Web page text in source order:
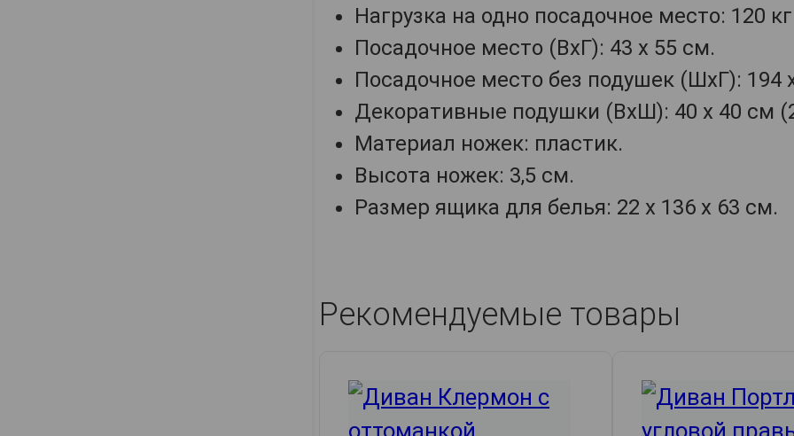
Нагрузка на одно посадочное место: 120
Посадочное место (ВхГ): 43 х 55 см.
Посадочное место без подушек (ШхГ): 194
Декоративные подушки (ВхШ): 40 х 40 см
Материал ножек: пластик.
Высота ножек: 3,5 см.
Размер ящика для белья: 22 х 136 х 63 см.
Рекомендуемые товары